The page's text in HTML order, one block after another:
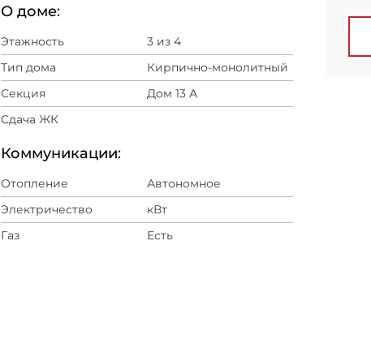
О доме:
Этажность
3 из 4
Тип дома
Кирпично-монолитный
Секция
Дом 13 А
Сдача ЖК
Коммуникации:
Отопление
Автономное
Электричество
кВт
Газ
Есть